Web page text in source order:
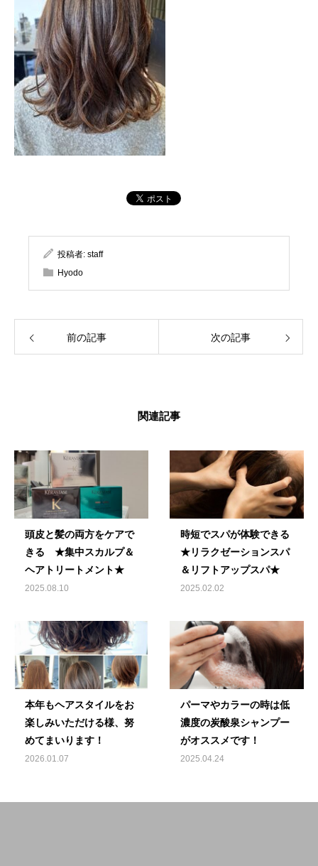
投稿者: staff
Hyodo
前の記事 次の記事
関連記事
頭皮と髪の両方をケアで
きる ★集中スカルプ＆
ヘアトリートメント★
2025.08.10
時短でスパが体験できる
★リラクゼーションスパ
＆リフトアップスパ★
2025.02.02
本年もヘアスタイルをお
楽しみいただける様、努
めてまいります！
2026.01.07
パーマやカラーの時は低
濃度の炭酸泉シャンプー
がオススメです！
2025.04.24